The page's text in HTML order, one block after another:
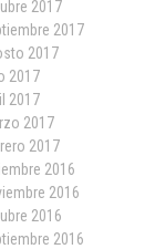
2017
2017
2017
2017
2017
2017
2017
2016
2016
2016
2016